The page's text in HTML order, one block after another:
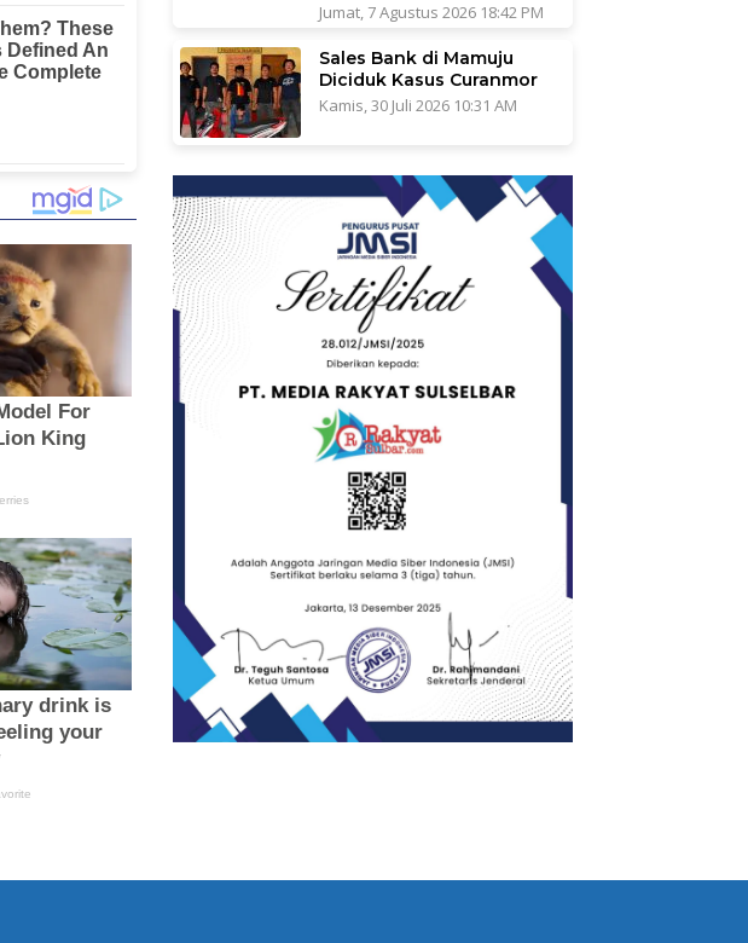
Jumat, 7 Agustus 2026 18:42 PM
Sales Bank di Mamuju
Diciduk Kasus Curanmor
Kamis, 30 Juli 2026 10:31 AM